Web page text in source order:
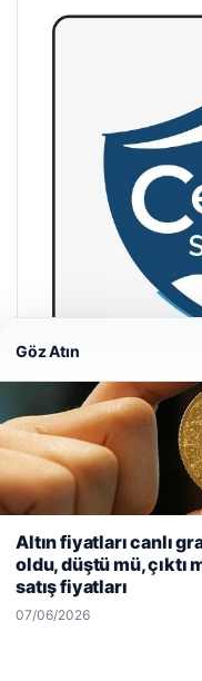
Hastaş Beton
26/05/2026
deneyiminizi
kullanıyoruz.Çerez
Reddet
Göz Atın
Altın fiyatları canlı
oldu, düştü mü, çıktı
satış fiyatları
07/06/2026